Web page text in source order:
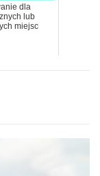
dla
lub
miejsc